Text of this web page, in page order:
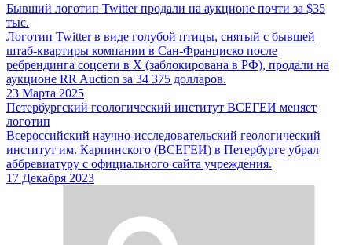
Бывший логотип Twitter продали на аукционе почти за $35
тыс.
Логотип Twitter в виде голубой птицы, снятый с бывшей
штаб-квартиры компании в Сан-Франциско после
ребрендинга соцсети в Х (заблокирована в РФ), продали на
аукционе RR Auction за 34 375 долларов.
23 Марта 2025
Петербургский геологический институт ВСЕГЕИ меняет
логотип
Всероссийский научно-исследовательский геологический
институт им. Карпинского (ВСЕГЕИ) в Петербурге убрал
аббревиатуру с официального сайта учреждения.
17 Декабря 2023